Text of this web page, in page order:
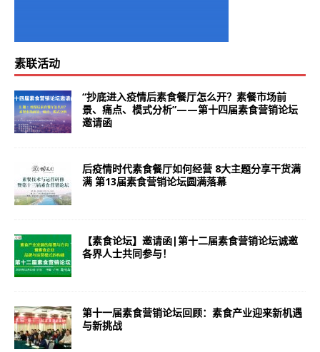
素联活动
“抄底进入疫情后素食餐厅怎么开？素餐市场前
景、痛点、模式分析”——第十四届素食营销论坛
邀请函
后疫情时代素食餐厅如何经营 8大主题分享干货满
满 第13届素食营销论坛圆满落幕
【素食论坛】邀请函|第十二届素食营销论坛诚邀
各界人士共同参与！
第十一届素食营销论坛回顾：素食产业迎来新机遇
与新挑战